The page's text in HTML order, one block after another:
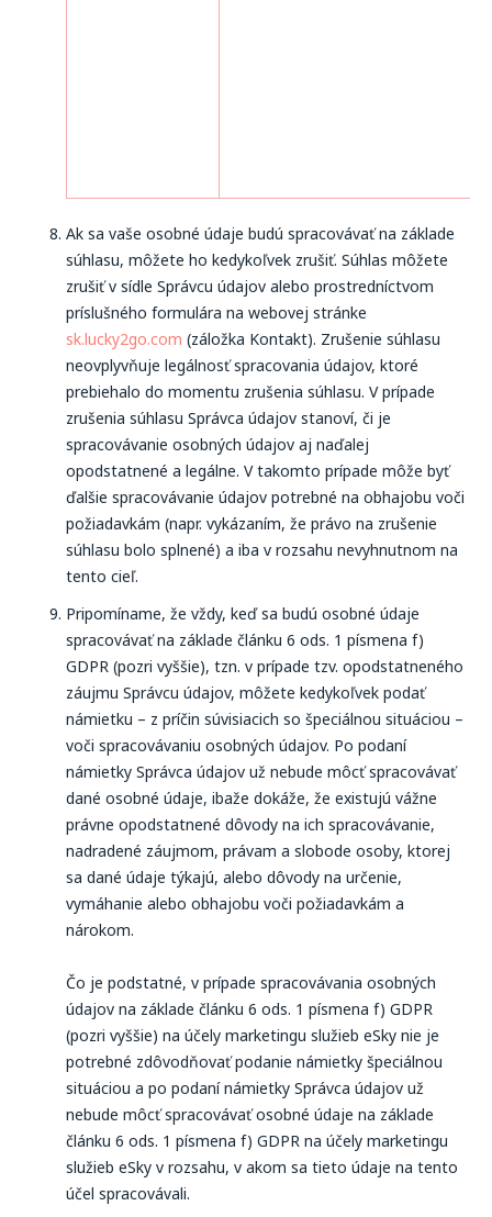
Ak sa vaše osobné údaje budú spracovávať na základe
súhlasu, môžete ho kedykoľvek zrušiť. Súhlas môžete
zrušiť v sídle Správcu údajov alebo prostredníctvom
príslušného formulára na webovej stránke
sk.lucky2go.com (záložka Kontakt). Zrušenie súhlasu
neovplyvňuje legálnosť spracovania údajov, ktoré
prebiehalo do momentu zrušenia súhlasu. V prípade
zrušenia súhlasu Správca údajov stanoví, či je
spracovávanie osobných údajov aj naďalej
opodstatnené a legálne. V takomto prípade môže byť
ďalšie spracovávanie údajov potrebné na obhajobu voči
požiadavkám (napr. vykázaním, že právo na zrušenie
súhlasu bolo splnené) a iba v rozsahu nevyhnutnom na
tento cieľ.
Pripomíname, že vždy, keď sa budú osobné údaje
spracovávať na základe článku 6 ods. 1 písmena f)
GDPR (pozri vyššie), tzn. v prípade tzv. opodstatneného
záujmu Správcu údajov, môžete kedykoľvek podať
námietku – z príčin súvisiacich so špeciálnou situáciou –
voči spracovávaniu osobných údajov. Po podaní
námietky Správca údajov už nebude môcť spracovávať
dané osobné údaje, ibaže dokáže, že existujú vážne
právne opodstatnené dôvody na ich spracovávanie,
nadradené záujmom, právam a slobode osoby, ktorej
sa dané údaje týkajú, alebo dôvody na určenie,
vymáhanie alebo obhajobu voči požiadavkám a
nárokom.
Čo je podstatné, v prípade spracovávania osobných
údajov na základe článku 6 ods. 1 písmena f) GDPR
(pozri vyššie) na účely marketingu služieb eSky nie je
potrebné zdôvodňovať podanie námietky špeciálnou
situáciou a po podaní námietky Správca údajov už
nebude môcť spracovávať osobné údaje na základe
článku 6 ods. 1 písmena f) GDPR na účely marketingu
služieb eSky v rozsahu, v akom sa tieto údaje na tento
účel spracovávali.